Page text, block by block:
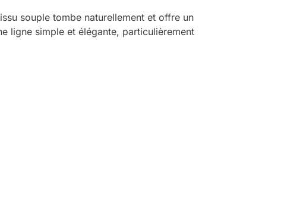
souple tombe naturellement et offre un
ligne simple et élégante, particulièrement